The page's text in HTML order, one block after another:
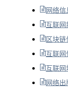
网络信
互联网
区块链
互联网
互联网
网络出